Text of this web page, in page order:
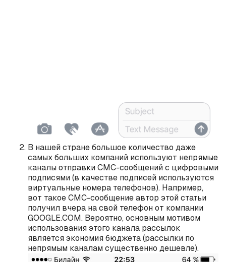
В нашей стране большое количество даже
самых больших компаний используют непрямые
каналы отправки СМС-сообщений с цифровыми
подписями (в качестве подписей используются
виртуальные номера телефонов). Например,
вот такое СМС-сообщение автор этой статьи
получил вчера на свой телефон от компании
GOOGLE.COM. Вероятно, основным мотивом
использования этого канала рассылок
является экономия бюджета (рассылки по
непрямым каналам существенно дешевле).